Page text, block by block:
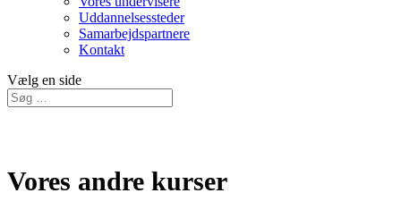
Uddannelsessteder
Samarbejdspartnere
Kontakt
Vælg en side
Vores andre kurser